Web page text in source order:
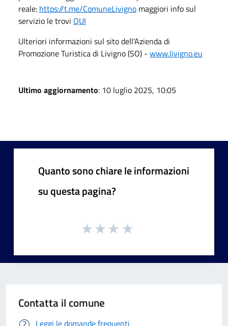
reale: https://t.me/ComuneLivigno maggiori info sul
servizio le trovi QUI
Ulteriori informazioni sul sito dell'Azienda di
Promozione Turistica di Livigno (SO) - www.livigno.eu
Ultimo aggiornamento: 10 luglio 2025, 10:05
Quanto sono chiare le informazioni
su questa pagina?
Contatta il comune